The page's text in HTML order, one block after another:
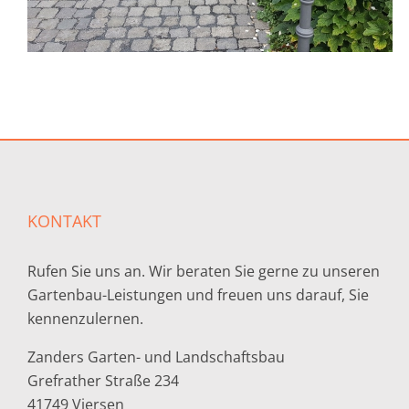
KONTAKT
Rufen Sie uns an. Wir beraten Sie gerne zu unseren
Gartenbau-Leistungen und freuen uns darauf, Sie
kennenzulernen.
Zanders Garten- und Landschaftsbau
Grefrather Straße 234
41749 Viersen